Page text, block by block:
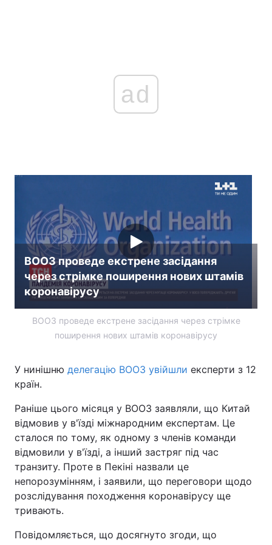
ad
ВООЗ проведе екстрене засідання
через стрімке поширення нових штамів
коронавірусу
ВООЗ проведе екстрене засідання через стрімке
поширення нових штамів коронавірусу
У нинішню делегацію ВООЗ увійшли експерти з 12
країн.
Раніше цього місяця у ВООЗ заявляли, що Китай
відмовив у в'їзді міжнародним експертам. Це
сталося по тому, як одному з членів команди
відмовили у в'їзді, а інший застряг під час
транзиту. Проте в Пекіні назвали це
непорозумінням, і заявили, що переговори щодо
розслідування походження коронавірусу ще
тривають.
Повідомляється, що досягнуто згоди, що